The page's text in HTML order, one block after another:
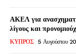
ΑΚΕΛ για
λίγους και
ΚΥΠΡΟΣ 5 Αυγούστου